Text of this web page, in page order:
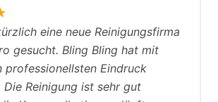
eine neue Reinigungsfirma
gesucht. Bling Bling hat mit
professionellsten Eindruck
Die Reinigung ist sehr gut